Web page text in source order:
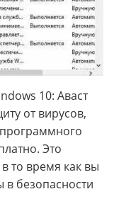
10: Аваст
от вирусов,
Это
то время как вы
безопасности